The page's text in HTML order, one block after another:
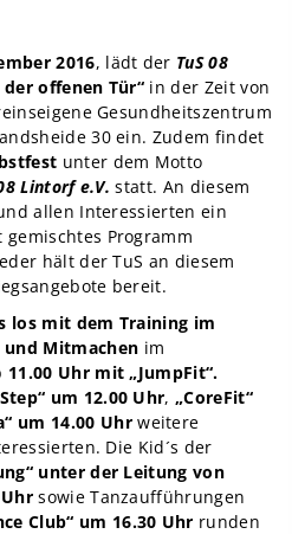
2016, lädt der TuS 08
der offenen Tür“ in der Zeit von
Gesundheitszentrum
30 ein. Zudem findet
unter dem Motto
Lintorf e.V.statt. An diesem
allen Interessierten ein
Programm
hält der TuS an diesem
bereit.
los mit dem Training im
und Mitmachen im
11.00 Uhr mit „JumpFit“.
um 12.00 Uhr, „CoreFit“
um 14.00 Uhrweitere
Die Kid´s der
unter der Leitung von
Uhrsowie Tanzaufführungen
Club“ um 16.30 Uhr runden